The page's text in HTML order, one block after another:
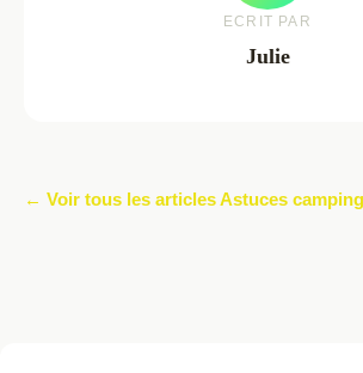
ECRIT PAR
Julie
← Voir tous les articles Astuces camping